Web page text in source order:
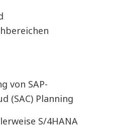
von SAP-
(SAC) Planning
S/4HANA